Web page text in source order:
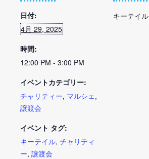
日付:
4月 29, 2025
時間:
12:00 PM - 3:00 PM
イベントカテゴリー:
チャリティー, マルシェ,
譲渡会
イベント タグ:
キーテイル, チャリティ
ー, 譲渡会
キーテイル